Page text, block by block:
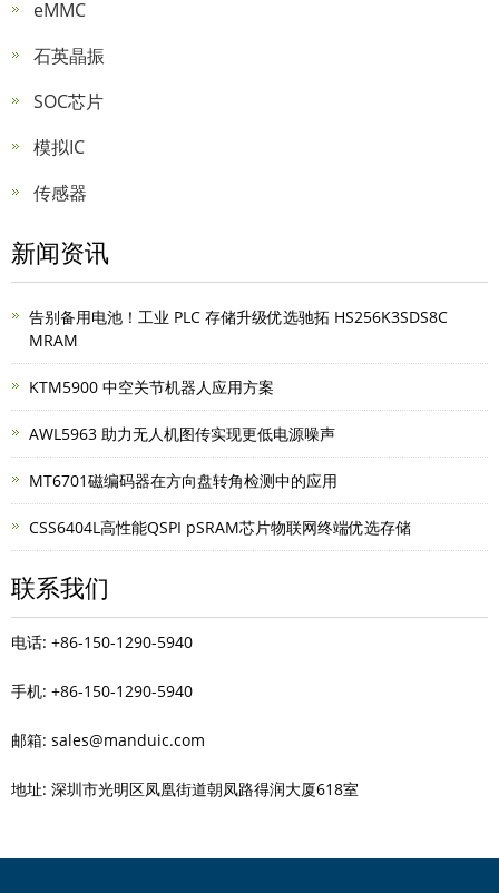
eMMC
石英晶振
SOC芯片
模拟IC
传感器
新闻资讯
告别备用电池！工业 PLC 存储升级优选驰拓 HS256K3SDS8C
MRAM
KTM5900 中空关节机器人应用方案
AWL5963 助力无人机图传实现更低电源噪声
MT6701磁编码器在方向盘转角检测中的应用
CSS6404L高性能QSPI pSRAM芯片物联网终端优选存储
联系我们
电话: +86-150-1290-5940
手机: +86-150-1290-5940
邮箱: sales@manduic.com
地址: 深圳市光明区凤凰街道朝凤路得润大厦618室